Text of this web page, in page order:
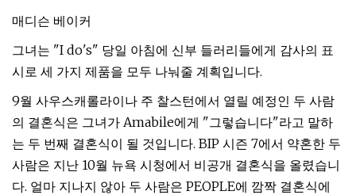
매디슨 베이커
그녀는 "I do's" 당일 아침에 신부 들러리들에게 감사의 표
시로 세 가지 제품을 모두 나눠줄 계획입니다.
9월 사우스캐롤라이나 주 찰스턴에서 열릴 예정인 두 사람
의 결혼식은 그녀가 Amabile에게 "그렇습니다"라고 말하
는 두 번째 결혼식이 될 것입니다. BIP 시즌 7에서 약혼한 두
사람은 지난 10월 뉴욕 ​​시청에서 비공개 결혼식을 올렸습니
다. 얼마 지나지 않아 두 사람은 PEOPLE에 깜짝 결혼식에